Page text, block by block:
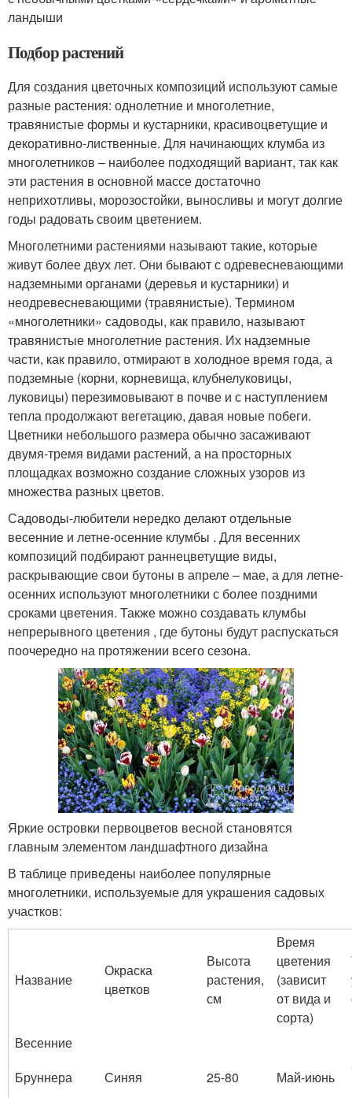
ландыши
Подбор растений
Для создания цветочных композиций используют самые
разные растения: однолетние и многолетние,
травянистые формы и кустарники, красивоцветущие и
декоративно-лиственные. Для начинающих клумба из
многолетников – наиболее подходящий вариант, так как
эти растения в основной массе достаточно
неприхотливы, морозостойки, выносливы и могут долгие
годы радовать своим цветением.
Многолетними растениями называют такие, которые
живут более двух лет. Они бывают с одревесневающими
надземными органами (деревья и кустарники) и
неодревесневающими (травянистые). Термином
«многолетники» садоводы, как правило, называют
травянистые многолетние растения. Их надземные
части, как правило, отмирают в холодное время года, а
подземные (корни, корневища, клубнелуковицы,
луковицы) перезимовывают в почве и с наступлением
тепла продолжают вегетацию, давая новые побеги.
Цветники небольшого размера обычно засаживают
двумя-тремя видами растений, а на просторных
площадках возможно создание сложных узоров из
множества разных цветов.
Садоводы-любители нередко делают отдельные
весенние и летне-осенние клумбы . Для весенних
композиций подбирают раннецветущие виды,
раскрывающие свои бутоны в апреле – мае, а для летне-
осенних используют многолетники с более поздними
сроками цветения. Также можно создавать клумбы
непрерывного цветения , где бутоны будут распускаться
поочередно на протяжении всего сезона.
Яркие островки первоцветов весной становятся
главным элементом ландшафтного дизайна
В таблице приведены наиболее популярные
многолетники, используемые для украшения садовых
участков:
Название
Окраска
цветков
Высота
растения,
см
Время
цветения
(зависит
от вида и
сорта)
Весенние
Бруннера
Синяя 25-80 Май-июнь